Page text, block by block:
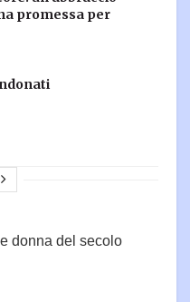
promessa per
donna del secolo